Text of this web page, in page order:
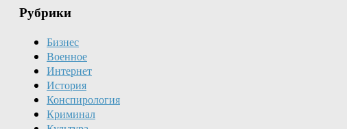
Рубрики
Бизнес
Военное
Интернет
История
Конспирология
Криминал